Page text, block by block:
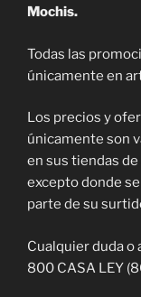
Mochis.
Todas las
únicamente en
Los precios y
únicamente son
en sus tiendas
excepto donde
parte de su
Cualquier duda
800 CASA LEY